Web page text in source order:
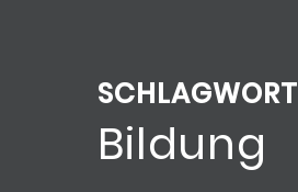
SCHLAGWORT
Bildung